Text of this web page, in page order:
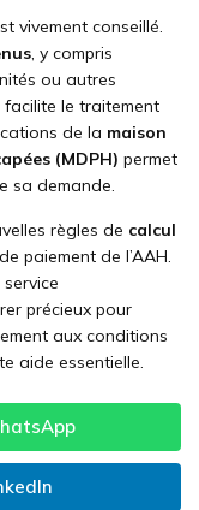
vivement conseillé.
, y compris
ou autres
facilite le traitement
de la maison
(MDPH) permet
sa demande.
règles de calcul
paiement de l’AAH.
précieux pour
aux conditions
aide essentielle.